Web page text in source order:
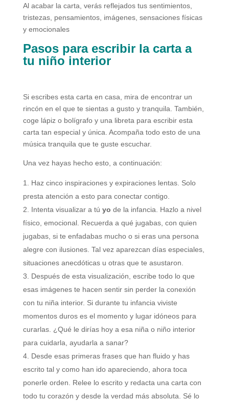
Al acabar la carta, verás reflejados tus sentimientos,
tristezas, pensamientos, imágenes, sensaciones físicas
y emocionales
Pasos para escribir la carta a
tu niño interior
Si escribes esta carta en casa, mira de encontrar un
rincón en el que te sientas a gusto y tranquila. También,
coge lápiz o bolígrafo y una libreta para escribir esta
carta tan especial y única. Acompaña todo esto de una
música tranquila que te guste escuchar.
Una vez hayas hecho esto, a continuación:
Haz cinco inspiraciones y expiraciones lentas. Solo
presta atención a esto para conectar contigo.
Intenta visualizar a tú yo de la infancia. Hazlo a nivel
físico, emocional. Recuerda a qué jugabas, con quien
jugabas, si te enfadabas mucho o si eras una persona
alegre con ilusiones. Tal vez aparezcan días especiales,
situaciones anecdóticas u otras que te asustaron.
Después de esta visualización, escribe todo lo que
esas imágenes te hacen sentir sin perder la conexión
con tu niña interior. Si durante tu infancia viviste
momentos duros es el momento y lugar idóneos para
curarlas. ¿Qué le dirías hoy a esa niña o niño interior
para cuidarla, ayudarla a sanar?
Desde esas primeras frases que han fluido y has
escrito tal y como han ido apareciendo, ahora toca
ponerle orden. Relee lo escrito y redacta una carta con
todo tu corazón y desde la verdad más absoluta. Sé lo